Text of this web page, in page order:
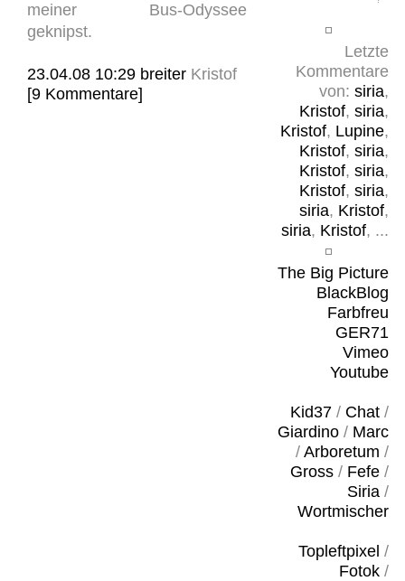
Letzte
Kommentare
von: siria,
Kristof, siria,
Kristof, Lupine,
Kristof, siria,
Kristof, siria,
Kristof, siria,
siria, Kristof,
siria, Kristof, ...
The Big Picture
BlackBlog
Farbfreu
GER71
Vimeo
Youtube
Kid37/ Chat/
Giardino/ Marc
/ Arboretum /
Gross/ Fefe/
Siria/
Wortmischer
Topleftpixel /
Fotok/
meiner Bus-Odyssee
geknipst.
23.04.08 10:29 breiter Kristof
[9 Kommentare]